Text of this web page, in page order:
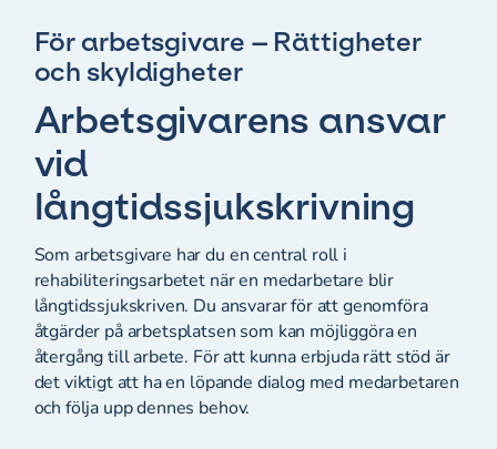
För arbetsgivare – Rättigheter
och skyldigheter
Arbetsgivarens ansvar
vid
långtidssjukskrivning
Som arbetsgivare har du en central roll i
rehabiliteringsarbetet när en medarbetare blir
långtidssjukskriven. Du ansvarar för att genomföra
åtgärder på arbetsplatsen som kan möjliggöra en
återgång till arbete. För att kunna erbjuda rätt stöd är
det viktigt att ha en löpande dialog med medarbetaren
och följa upp dennes behov.